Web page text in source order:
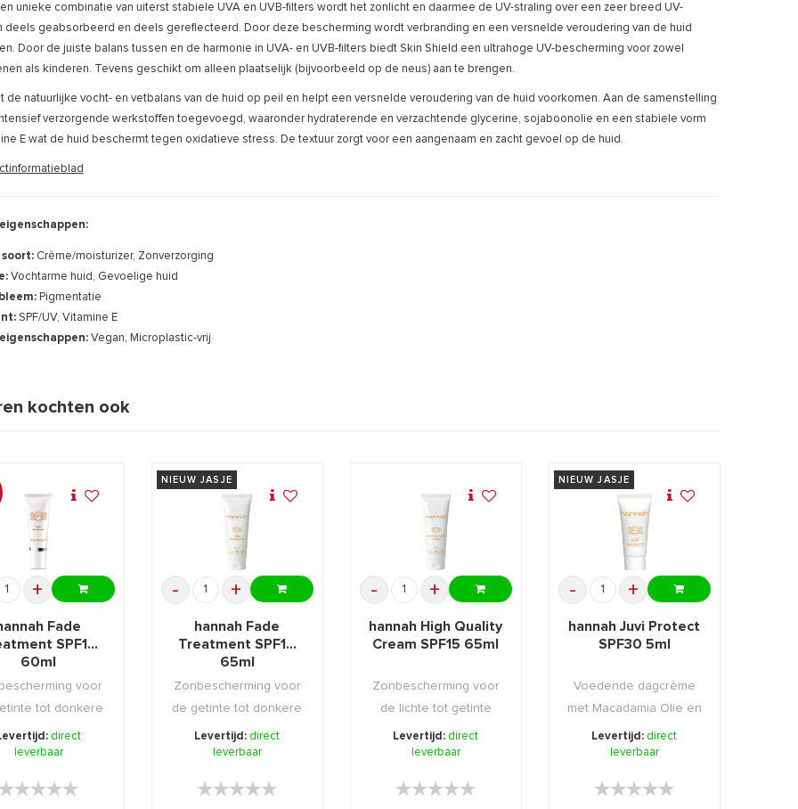
unieke combinatie van uiterst stabiele UVA en UVB-filters wordt het zonlicht en daarmee de UV-straling over een zeer breed UV-
deels geabsorbeerd en deels gereflecteerd. Door deze bescherming wordt verbranding en een versnelde veroudering van de huid
Door de juiste balans tussen en de harmonie in UVA- en UVB-filters biedt Skin Shield een ultrahoge UV-bescherming voor zowel
als kinderen. Tevens geschikt om alleen plaatselijk (bijvoorbeeld op de neus) aan te brengen.
de natuurlijke vocht- en vetbalans van de huid op peil en helpt een versnelde veroudering van de huid voorkomen. Aan de samenstelling
verzorgende werkstoffen toegevoegd, waaronder hydraterende en verzachtende glycerine, sojaboonolie en een stabiele vorm
E wat de huid beschermt tegen oxidatieve stress. De textuur zorgt voor een aangenaam en zacht gevoel op de huid.
Crème/moisturizer, Zonverzorging
Vochtarme huid, Gevoelige huid
Pigmentatie
SPF/UV, Vitamine E
Vegan, Microplastic-vrij
kochten ook
+
Fade
SPF10
60ml
voor
tot donkere
die zeer sne ...
direct
leverbaar
★★★★★
★★★★★
NIEUW JASJE
- +
hannah Fade
Treatment SPF10
65ml
Zonbescherming voor
de getinte tot donkere
huid die zeer sne ...
Levertijd: direct
leverbaar
★★★★★
★★★★★
- +
hannah High Quality
Cream SPF15 65ml
Zonbescherming voor
de lichte tot getinte
huid die weliswaar ...
Levertijd: direct
leverbaar
★★★★★
★★★★★
NIEUW JASJE
- +
hannah Juvi Protect
SPF30 5ml
Voedende dagcrème
met Macadamia Olie en
SPF High.
Levertijd: direct
leverbaar
★★★★★
★★★★★